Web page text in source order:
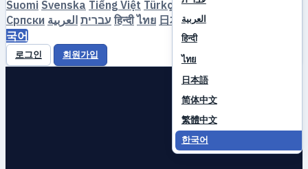
العربية
हिन्दी
ไทย
日本語
简体中文
繁體中文
한국어
Suomi Svenska Tiếng Việt Türkçe Čeština
Српски
עברית العربية हिन्दी ไทย 日本語 简体中文
국어
로그인 회원가입